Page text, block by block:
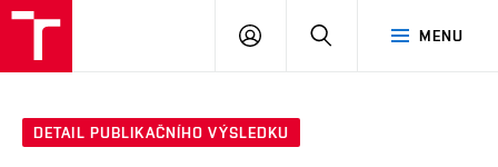
MENU
PŘIHLÁSIT
DETAIL PUBLIKAČNÍHO VÝSLEDKU